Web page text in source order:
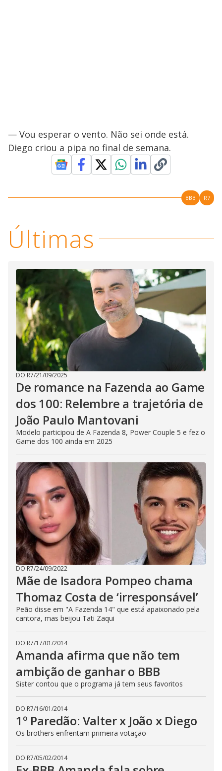
— Vou esperar o vento. Não sei onde está.
Diego criou a pipa no final de semana.
BBB R7
Últimas
DO R7/21/09/2025
De romance na Fazenda ao Game
dos 100: Relembre a trajetória de
João Paulo Mantovani
Modelo participou de A Fazenda 8, Power Couple 5 e fez o
Game dos 100 ainda em 2025
DO R7/24/09/2022
Mãe de Isadora Pompeo chama
Thomaz Costa de ‘irresponsável’
Peão disse em "A Fazenda 14" que está apaixonado pela
cantora, mas beijou Tati Zaqui
DO R7/17/01/2014
Amanda afirma que não tem
ambição de ganhar o BBB
Sister contou que o programa já tem seus favoritos
DO R7/16/01/2014
1º Paredão: Valter x João x Diego
Os brothers enfrentam primeira votação
DO R7/05/02/2014